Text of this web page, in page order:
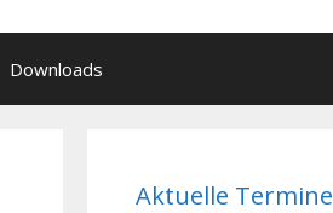
Downloads
Aktuelle Termine